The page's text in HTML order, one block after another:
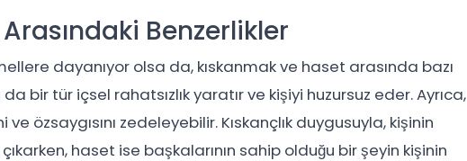
Benzerlikler
dayanıyor olsa da, kıskanmak ve haset arasında bazı
bir tür içsel rahatsızlık yaratır ve kişiyi huzursuz eder. Ayrıca,
özsaygısını zedeleyebilir. Kıskançlık duygusuyla, kişinin
haset ise başkalarının sahip olduğu bir şeyin kişinin